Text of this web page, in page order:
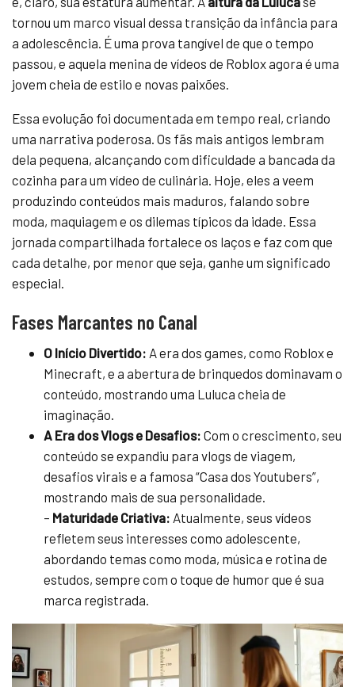
tornou um marco visual dessa transição da infância para
a adolescência. É uma prova tangível de que o tempo
passou, e aquela menina de vídeos de Roblox agora é uma
jovem cheia de estilo e novas paixões.
Essa evolução foi documentada em tempo real, criando
uma narrativa poderosa. Os fãs mais antigos lembram
dela pequena, alcançando com dificuldade a bancada da
cozinha para um vídeo de culinária. Hoje, eles a veem
produzindo conteúdos mais maduros, falando sobre
moda, maquiagem e os dilemas típicos da idade. Essa
jornada compartilhada fortalece os laços e faz com que
cada detalhe, por menor que seja, ganhe um significado
especial.
Fases Marcantes no Canal
O Início Divertido: A era dos games, como Roblox e
Minecraft, e a abertura de brinquedos dominavam o
conteúdo, mostrando uma Luluca cheia de
imaginação.
A Era dos Vlogs e Desafios: Com o crescimento, seu
conteúdo se expandiu para vlogs de viagem,
desafios virais e a famosa “Casa dos Youtubers”,
mostrando mais de sua personalidade.
– Maturidade Criativa: Atualmente, seus vídeos
refletem seus interesses como adolescente,
abordando temas como moda, música e rotina de
estudos, sempre com o toque de humor que é sua
marca registrada.